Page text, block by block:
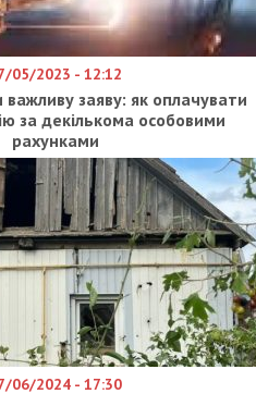
05/2023 - 12:12
важливу заяву: як оплачувати
за декількома особовими
рахунками
06/2024 - 17:30